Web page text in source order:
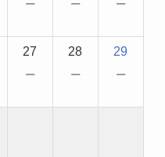
− − −
27
−
28
−
29
−